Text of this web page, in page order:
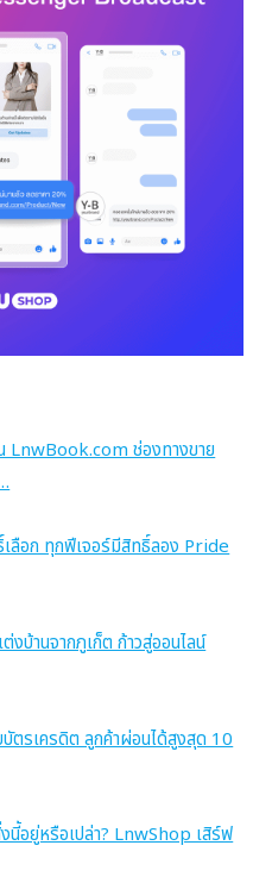
LnwBook.com ช่องทางขาย
ลือก ทุกฟีเจอร์มีสิทธิ์ลอง Pride
งบ้านจากภูเก็ต ก้าวสู่ออนไลน์
บัตรเครดิต ลูกค้าผ่อนได้สูงสุด 10
นี้อยู่หรือเปล่า? LnwShop เสิร์ฟ